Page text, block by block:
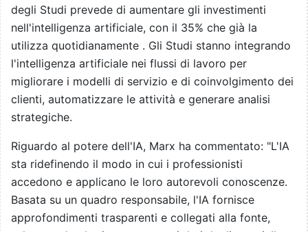
degli Studi prevede di aumentare gli investimenti
nell'intelligenza artificiale, con il 35% che già la
utilizza quotidianamente . Gli Studi stanno integrando
l'intelligenza artificiale nei flussi di lavoro per
migliorare i modelli di servizio e di coinvolgimento dei
clienti, automatizzare le attività e generare analisi
strategiche.
Riguardo al potere dell'IA, Marx ha commentato: "L'IA
sta ridefinendo il modo in cui i professionisti
accedono e applicano le loro autorevoli conoscenze.
Basata su un quadro responsabile, l'IA fornisce
approfondimenti trasparenti e collegati alla fonte,